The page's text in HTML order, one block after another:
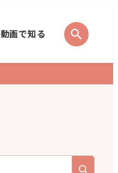
動画で知る search